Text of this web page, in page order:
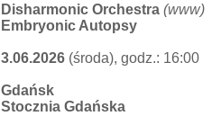
Disharmonic Orchestra (www)
Embryonic Autopsy
3.06.2026(środa), godz.: 16:00
Gdańsk
Stocznia Gdańska